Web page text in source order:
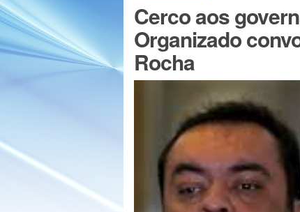
Cerco aos
Organizado
Rocha